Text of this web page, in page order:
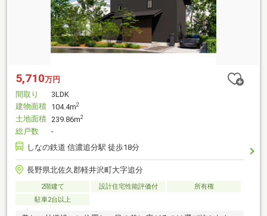
5,710万円
間取り
3LDK
建物面積 104.4m2
土地面積 239.86m2
総戸数
-
しなの鉄道 信濃追分駅 徒歩18分
長野県北佐久郡軽井沢町大字追分
2階建て 設計住宅性能評価付
所有権
駐車2台以上